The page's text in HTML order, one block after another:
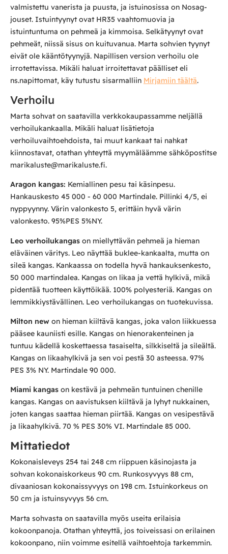
valmistettu vanerista ja puusta, ja istuinosissa on Nosag-
jouset. Istuintyynyt ovat HR35 vaahtomuovia ja
istuintuntuma on pehmeä ja kimmoisa. Selkätyynyt ovat
pehmeät, niissä sisus on kuituvanua. Marta sohvien tyynyt
eivät ole kääntötyynyjä. Napillisen version verhoilu ole
irrotettavissa. Mikäli haluat irroitettavat päälliset eli
ns.napittomat, käy tutustu sisarmalliin Mirjamiin täältä.
Verhoilu
Marta sohvat on saatavilla verkkokaupassamme neljällä
verhoilukankaalla. Mikäli haluat lisätietoja
verhoiluvaihtoehdoista, tai muut kankaat tai nahkat
kiinnostavat, otathan yhteyttä myymäläämme sähköpostitse
marikaluste@marikaluste.fi.
Aragon kangas: Kemiallinen pesu tai käsinpesu.
Hankauskesto 45 000 - 60 000 Martindale. Pillinki 4/5, ei
nyppyynny. Värin valonkesto 5, erittäin hyvä värin
valonkesto. 95%PES 5%NY.
Leo verhoilukangas on miellyttävän pehmeä ja hieman
eläväinen väritys. Leo näyttää buklee-kankaalta, mutta on
sileä kangas. Kankaassa on todella hyvä hankauksenkesto,
50 000 martindalea. Kangas on likaa ja vettä hylkivä, mikä
pidentää tuotteen käyttöikää. 100% polyesteriä. Kangas on
lemmikkiystävällinen. Leo verhoilukangas on tuotekuvissa.
Milton new on hieman kiiltävä kangas, joka valon liikkuessa
pääsee kauniisti esille. Kangas on hienorakenteinen ja
tuntuu kädellä koskettaessa tasaiselta, silkkiseltä ja sileältä.
Kangas on likaahylkivä ja sen voi pestä 30 asteessa. 97%
PES 3% NY. Martindale 90 000.
Miami kangas on kestävä ja pehmeän tuntuinen chenille
kangas. Kangas on aavistuksen kiiltävä ja lyhyt nukkainen,
joten kangas saattaa hieman piirtää. Kangas on vesipestävä
ja likaahylkivä. 70 % PES 30% VI. Martindale 85 000.
Mittatiedot
Kokonaisleveys 254 tai 248 cm riippuen käsinojasta ja
sohvan kokonaiskorkeus 90 cm. Runkosyvyys 88 cm,
divaaniosan kokonaissyvyys on 198 cm. Istuinkorkeus on
50 cm ja istuinsyvyys 56 cm.
Marta sohvasta on saatavilla myös useita erilaisia
kokoonpanoja. Otathan yhteyttä, jos toiveissasi on erilainen
kokoonpano, niin voimme esitellä vaihtoehtoja tarkemmin.